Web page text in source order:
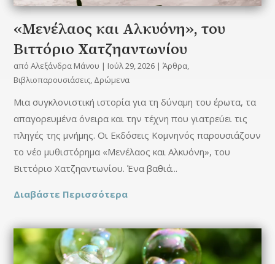
«Μενέλαος και Αλκυόνη», του
Βιττόριο Χατζηαντωνίου
απόΑλεξάνδρα Μάνου | Ιούλ 29, 2026 |Άρθρα,
Βιβλιοπαρουσιάσεις, Δρώμενα
Μια συγκλονιστική ιστορία για τη δύναμη του έρωτα, τα
απαγορευμένα όνειρα και την τέχνη που γιατρεύει τις
πληγές της μνήμης. Οι Εκδόσεις Κομνηνός παρουσιάζουν
το νέο μυθιστόρημα «Μενέλαος και Αλκυόνη», του
Βιττόριο Χατζηαντωνίου. Ένα βαθιά...
Διαβάστε Περισσότερα